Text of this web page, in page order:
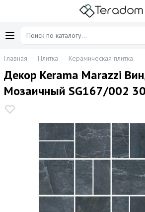
Главная - Плитка - Керамическая плитка
Декор Kerama Marazzi
Мозаичный SG167/002